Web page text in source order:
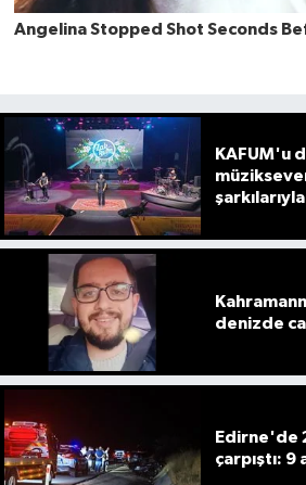
KAFUM'u
denizde
Edirne'de
çarpıştı: 9